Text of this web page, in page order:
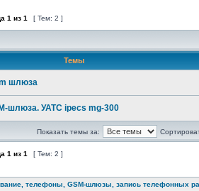
1 из 1 [ Тем: 2 ]
Темы
шлюза
шлюза. УАТС ipecs mg-300
Показать темы за:
1 из 1 [ Тем: 2 ]
телефоны, GSM-шлюзы, запись телефонных